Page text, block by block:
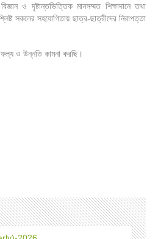
ও দৃষ্টান্তভিত্তিক মানসম্মত শিক্ষাদানে তথা
সকলের সহযোগিতায় ছাত্র-ছাত্রীদের নিরাপত্তা
ও উন্নতি কামনা করছি।